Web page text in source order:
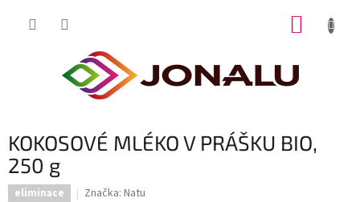
KOKOSOVÉ MLÉKO V PRÁŠKU BIO,
250 g
eliminace Značka: Natu